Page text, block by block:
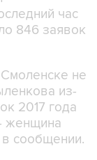
час
846 заявок
не
из-
2017 года
женщина
в сообщении.